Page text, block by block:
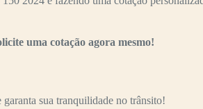
uma cotação agora mesmo!
sua tranquilidade no trânsito!